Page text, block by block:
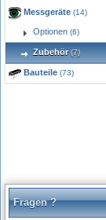
Messgeräte (14)
Optionen (6)
Zubehör(7)
Bauteile (73)
Fragen ?